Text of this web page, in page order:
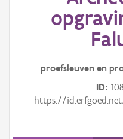
Aanduidingsobject
Gebeurtenis
proefsleuven en
ID
https://